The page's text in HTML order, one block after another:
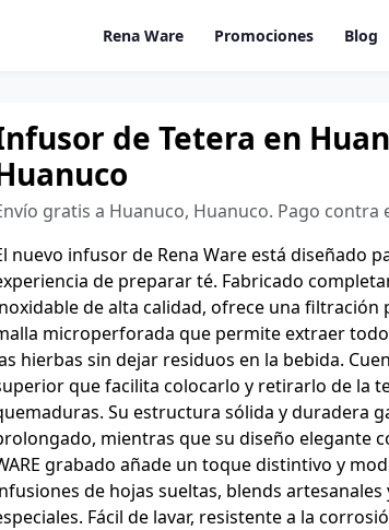
Rena Ware Promociones Blog
de Tetera en
gratis a Huanuco, Huanuco. Pago contra
nuevo infusor de Rena Ware está diseñado
de preparar té. Fabricado
de alta calidad, ofrece una filtración
microperforada que permite extraer
hierbas sin dejar residuos en la bebida.
que facilita colocarlo y retirarlo de la
Su estructura sólida y duradera
mientras que su diseño elegante
grabado añade un toque distintivo y
de hojas sueltas, blends
Fácil de lavar, resistente a la